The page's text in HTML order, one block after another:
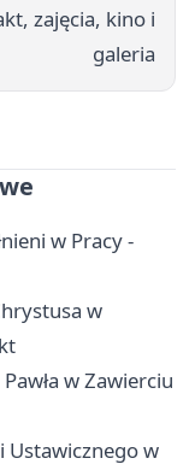
zajęcia, kino i
galeria
w Pracy -
w
w Zawierciu
Ustawicznego w